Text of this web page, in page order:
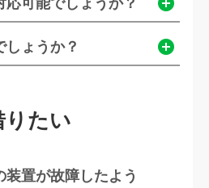
しょうか？
りたい
装置が故障したよう